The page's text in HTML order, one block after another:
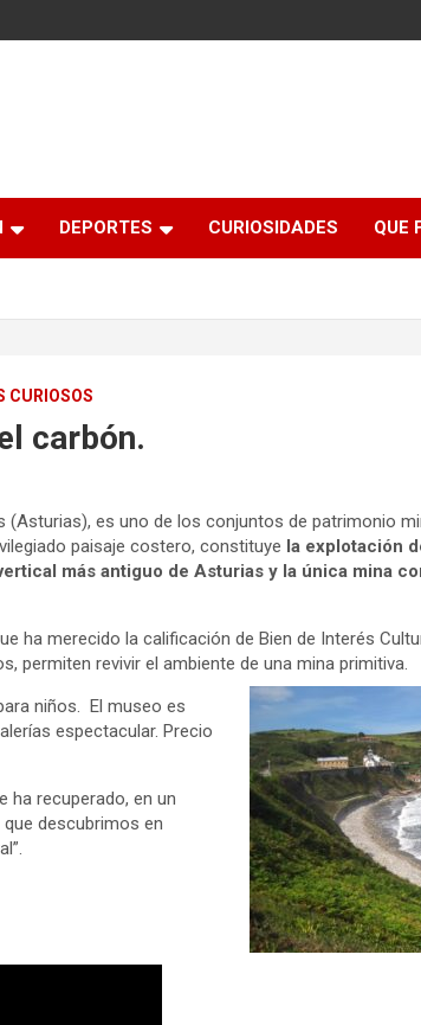
DEPORTES CURIOSIDADES QUE
CURIOSOS
carbón.
(Asturias), es uno de los conjuntos de patrimonio
paisaje costero, constituye la explotación
más antiguo de Asturias y la única mina
ha merecido la calificación de Bien de Interés
permiten revivir el ambiente de una mina primitiva.
niños. El museo es
espectacular. Precio
ha recuperado, en un
descubrimos en